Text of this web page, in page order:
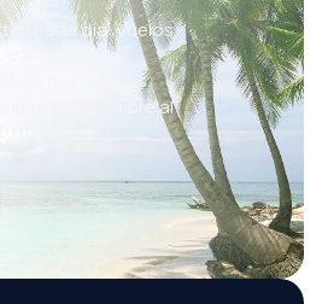
cada día: vuelos,
escapadas
de reservas
importa, siempre al